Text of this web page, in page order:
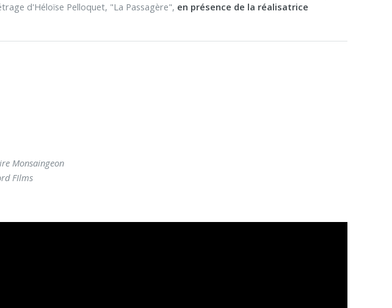
d'Héloïse Pelloquet, "La Passagère", en présence de la réalisatrice
Monsaingeon
FIlms